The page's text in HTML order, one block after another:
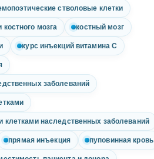
стволовые клетки
костного мозга костный мозг
курс инъекций витамина С
заболеваний
клетками наследственных заболеваний
прямая инъекция пуповинная кровь